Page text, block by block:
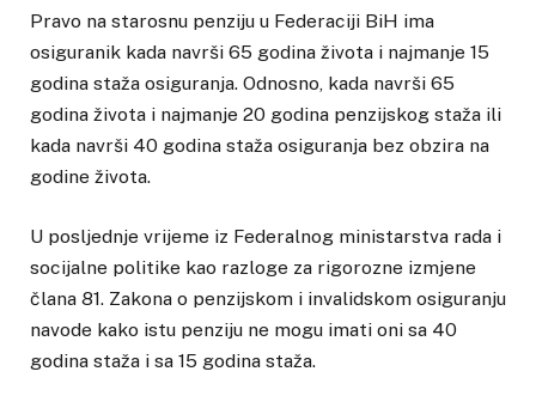
Pravo na starosnu penziju u Federaciji BiH ima
osiguranik kada navrši 65 godina života i najmanje 15
godina staža osiguranja. Odnosno, kada navrši 65
godina života i najmanje 20 godina penzijskog staža ili
kada navrši 40 godina staža osiguranja bez obzira na
godine života.
U posljednje vrijeme iz Federalnog ministarstva rada i
socijalne politike kao razloge za rigorozne izmjene
člana 81. Zakona o penzijskom i invalidskom osiguranju
navode kako istu penziju ne mogu imati oni sa 40
godina staža i sa 15 godina staža.